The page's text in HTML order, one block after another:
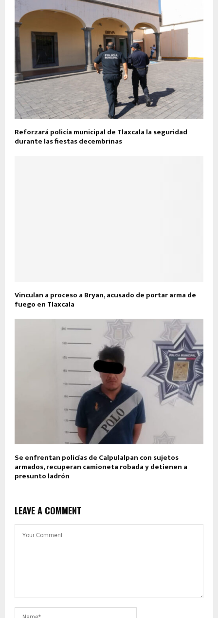
Reforzará policía municipal de Tlaxcala la seguridad
durante las fiestas decembrinas
Vinculan a proceso a Bryan, acusado de portar arma de
fuego en Tlaxcala
Se enfrentan policías de Calpulalpan con sujetos
armados, recuperan camioneta robada y detienen a
presunto ladrón
LEAVE A COMMENT